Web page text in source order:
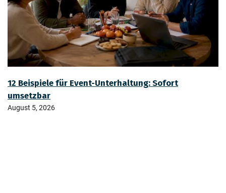
12 Beispiele für Event-Unterhaltung: Sofort
umsetzbar
August 5, 2026